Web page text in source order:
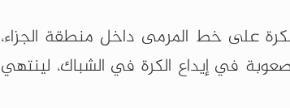
للكرة على خط المرمى داخل منطقة الجزاء،
في إيداع الكرة في الشباك، لينتهي